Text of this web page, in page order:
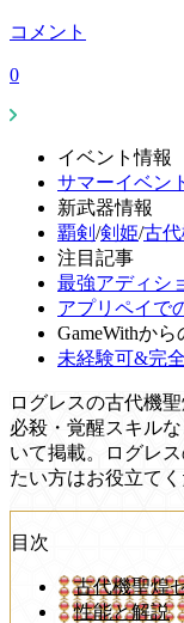
コメント
0
イベント情報
サマーイベン
新武器情報
覇剣 /剣姫/古
注目記事
最強アディシ
アプリペイで
GameWithか
未経験可&完
ログレスの古代機
必殺・覚醒スキル
いて掲載。ログレ
たい方はお役立てく
目次
古代機聖煌
性能と解説